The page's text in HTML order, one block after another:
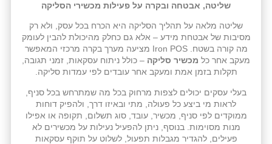
שליטה, אבטחה ובקרה על פעילות מכשירי הסליקה
שליטה מלאה על תהליך הסליקה היא הכרח בכל עסק, ולא רק
מסיבות של אבטחת מידע – אלא גם כחלק מהיכולת להבין לעומק
מה קורה בשטח. Iron POS מציעה מערך בקרה מרכזי המאפשר
מעקב אחר כל מכשיר סליקה – כולל ניתוח עסקאות, זמני תגובה,
תקלות בזמן אמת ומעקב אחר עובדים לפי עמדות סליקה.
בעלי עסקים יכולים לצפות מרחוק בכל מה שמתרחש בכל סניף,
לראות מי ביצע כל פעולה, מתי ובאיזו דרך, ולהפיק דוחות
ממוקדים לפי סניף, מכשיר, עובד, סוג תשלום, תקופה או אפילו
מנות מסוימות. בנוסף, ניתן להפעיל נעילות על מכשירים לא
פעילים, להגדיר מגבלות תפעול, לשלוט על תוקף עסקאות